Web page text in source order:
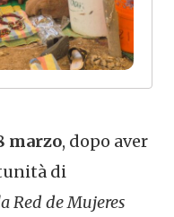
marzo, dopo aver
di
Red de Mujeres